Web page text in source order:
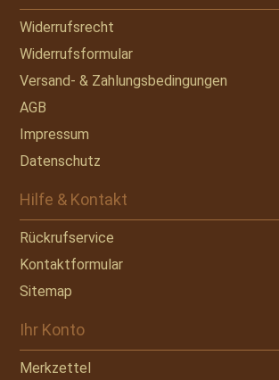
Widerrufsrecht
Widerrufsformular
Versand- & Zahlungsbedingungen
AGB
Impressum
Datenschutz
Hilfe & Kontakt
Rückrufservice
Kontaktformular
Sitemap
Ihr Konto
Merkzettel